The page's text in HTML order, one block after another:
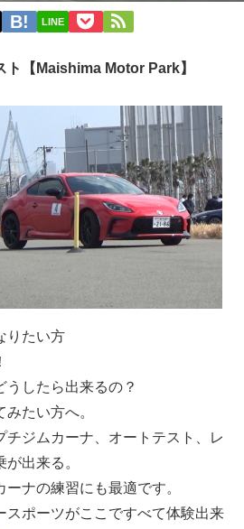
LINE
ト【Maishima Motor Park】
りたい方
うしたら出来るの？
たい方へ。
チジムカーナ、オートテスト、レ
出来る。
ナの練習にも最適です。
スポーツがここですべて体験出来